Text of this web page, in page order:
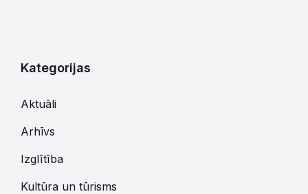
Kategorijas
Aktuāli
Arhīvs
Izglītība
Kultūra un tūrisms